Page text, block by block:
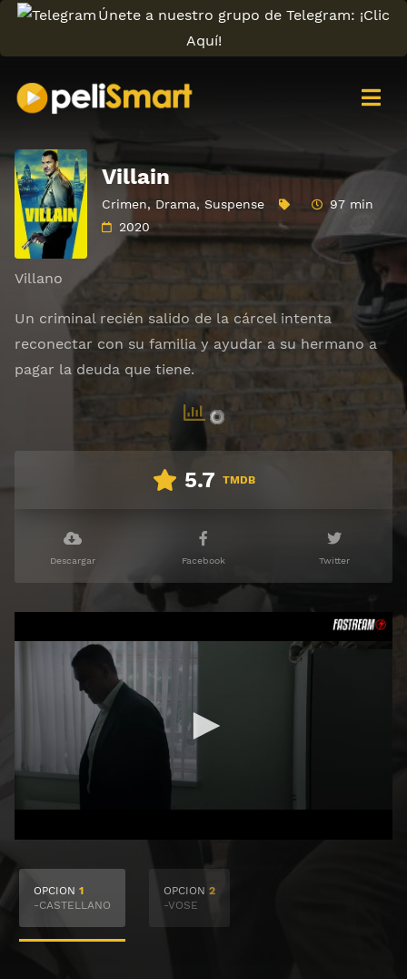
Únete a nuestro grupo de Telegram: ¡Clic
Aquí!
Villain
Crimen, Drama, Suspense
97 min
2020
Villano
Un criminal recién salido de la cárcel intenta
reconectar con su familia y ayudar a su hermano a
pagar la deuda que tiene.
5.7 TMDB
Descargar Facebook Twitter
🔒 Acceso Requerido
Haz clic 3 veces en el botón para desbloquear el
contenido
OPCION 1
-CASTELLANO
OPCION 2
-VOSE